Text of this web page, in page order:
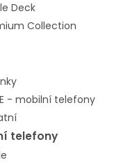
Deck
Collection
- mobilní telefony
telefony